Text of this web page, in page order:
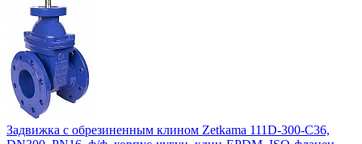
Задвижка с обрезиненным клином Zetkama 111D-300-C36,